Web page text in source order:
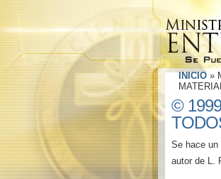
INICIO »
©
Se hace un
autor de L.